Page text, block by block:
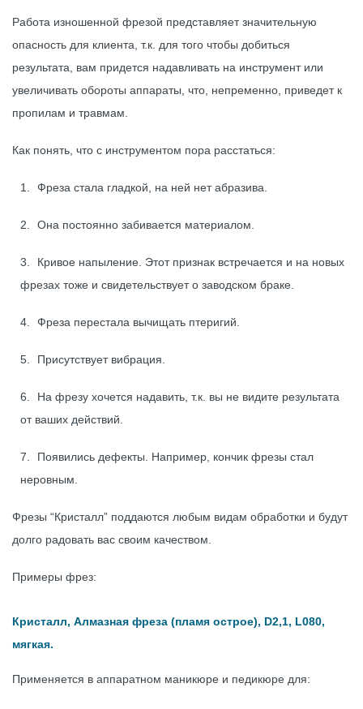
Работа изношенной фрезой представляет значительную
опасность для клиента, т.к. для того чтобы добиться
результата, вам придется надавливать на инструмент или
увеличивать обороты аппараты, что, непременно, приведет к
пропилам и травмам.
Как понять, что с инструментом пора расстаться:
Фреза стала гладкой, на ней нет абразива.
Она постоянно забивается материалом.
Кривое напыление. Этот признак встречается и на новых
фрезах тоже и свидетельствует о заводском браке.
Фреза перестала вычищать птеригий.
Присутствует вибрация.
На фрезу хочется надавить, т.к. вы не видите результата
от ваших действий.
Появились дефекты. Например, кончик фрезы стал
неровным.
Фрезы “Кристалл” поддаются любым видам обработки и будут
долго радовать вас своим качеством.
Примеры фрез:
Кристалл, Алмазная фреза (пламя острое), D2,1, L080,
мягкая.
Применяется в аппаратном маникюре и педикюре для: